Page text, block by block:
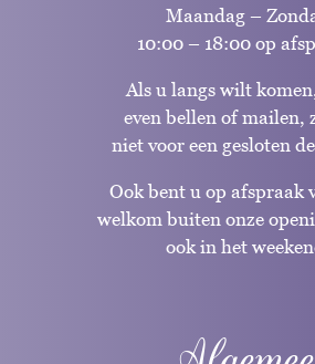
Maandag –
10:00 – 18:00 op
Als u langs wilt
even bellen of mailen,
niet voor een gesloten
Ook bent u op afspraak
welkom buiten onze
ook in het